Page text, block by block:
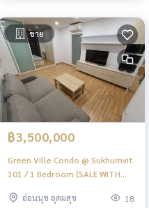
ขาย
฿3,500,000
Green Ville Condo @ Sukhumvit
101 / 1 Bedroom (SALE WITH
สุขุมวิท 101 / 1 ห้องนอน (ขาย
อ่อนนุช อุดมสุข 18